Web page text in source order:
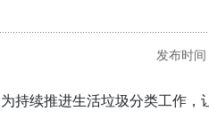
发布时
为持续推进生活垃圾分类工作，